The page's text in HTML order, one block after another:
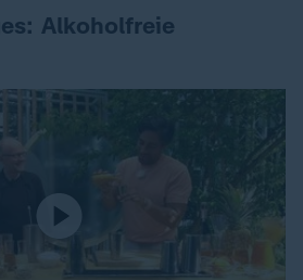
Alkoholfreie